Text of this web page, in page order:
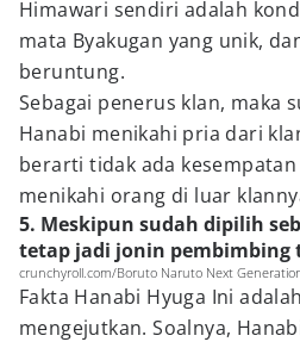
Himawari sendiri adalah
mata Byakugan yang unik,
beruntung.
Sebagai penerus klan, maka
Hanabi menikahi pria dari
berarti tidak ada
menikahi orang di luar
5. Meskipun sudah dipilih
tetap jadi jonin pembimbing
crunchyroll.com/Boruto Naruto Next
Fakta Hanabi Hyuga Ini
mengejutkan. Soalnya,